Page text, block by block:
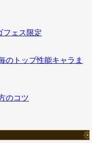
フェス限定
のトップ性能キャラま
のコツ